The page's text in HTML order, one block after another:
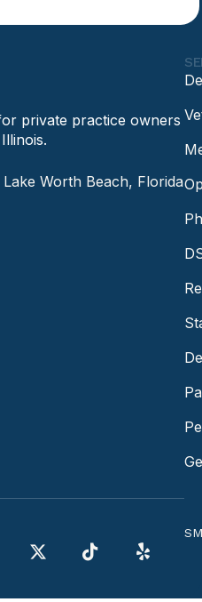
private practice owners
Worth Beach, Florida